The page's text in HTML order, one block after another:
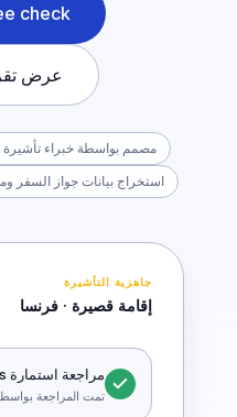
check
عرض
مصمم بواسطة خبراء
استخراج بيانات جواز السفر
جاهزية التأشيرة
إقامة قصيرة · فرنسا
مراجعة استمارة France-Visas
تمت المراجعة